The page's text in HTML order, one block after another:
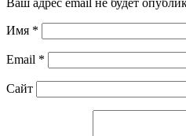
Имя *
Email *
Сайт